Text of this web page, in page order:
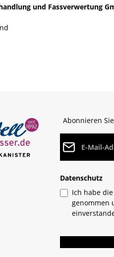
und Fassverwertung
Abonnieren
Datenschutz
Ich habe die
genommen